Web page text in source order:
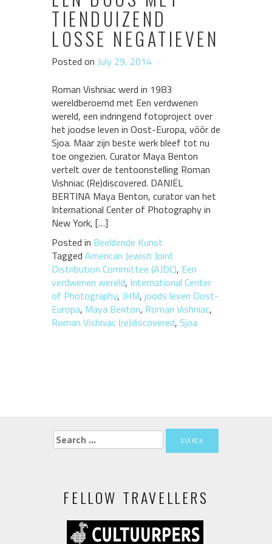
TIENDUIZEND
LOSSE NEGATIEVEN
Posted on July 29, 2014
Roman Vishniac werd in 1983
wereldberoemd met Een verdwenen
wereld, een indringend fotoproject over
het joodse leven in Oost-Europa, vóór de
Sjoa. Maar zijn beste werk bleef tot nu
toe ongezien. Curator Maya Benton
vertelt over de tentoonstelling Roman
Vishniac (Re)discovered. DANIËL
BERTINA Maya Benton, curator van het
International Center of Photography in
New York, […]
Posted in Beeldende Kunst
Tagged American Jewish Joint
Distribution Committee (AJDC), Een
verdwenen wereld, International Center
of Photography, JHM, joods leven Oost-
Europa, Maya Benton, Roman Vishniac,
Roman Vishniac (re)discovered, Sjoa
Search
for:
FELLOW TRAVELLERS